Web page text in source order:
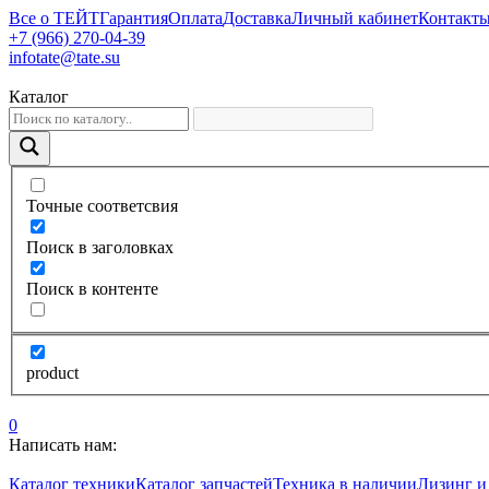
Все о ТЕЙТГарантияОплатаДоставкаЛичный кабинет
+7 (966) 270-04-39
infotate@tate.su
Каталог
Точные соответсвия
Поиск в заголовках
Поиск в контенте
product
0
Написать нам:
Каталог техникиКаталог запчастейТехника в наличииЛизинг